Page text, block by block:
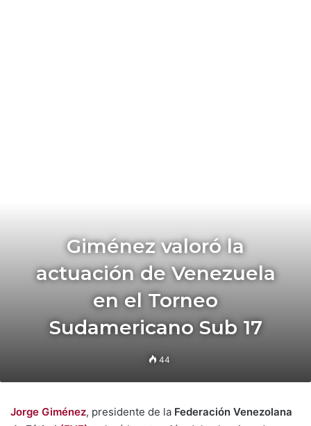
Giménez valoró la
actuación de Venezuela
en el Torneo
Sudamericano Sub 17
44
Jorge Giménez, presidente de la Federación Venezolana